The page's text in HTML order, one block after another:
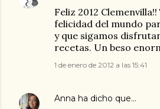
Feliz 2012
felicidad del mundo
y que sigamos
recetas. Un beso
1 de enero de 2012 a las 15:41
Anna ha dicho que…